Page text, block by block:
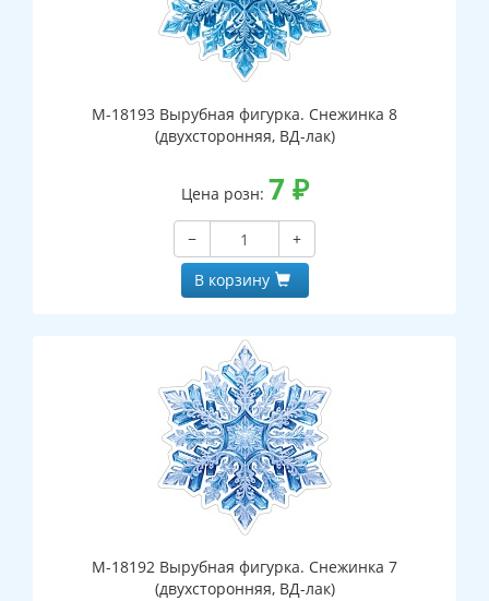
М-18193 Вырубная фигурка. Снежинка 8
(двухсторонняя, ВД-лак)
Цена розн: 7 ₽
−
+
В корзину
М-18192 Вырубная фигурка. Снежинка 7
(двухсторонняя, ВД-лак)